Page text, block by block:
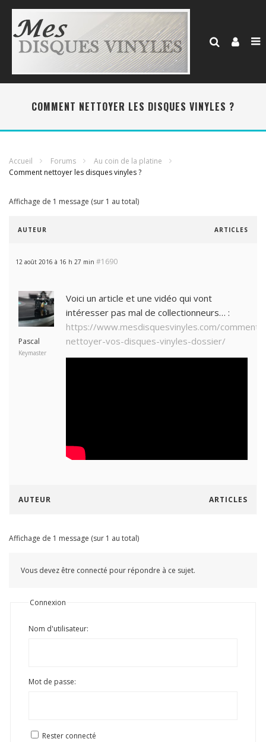
COMMENT NETTOYER LES DISQUES VINYLES ?
Accueil Forums
Au coin de la platine
Comment nettoyer les disques vinyles ?
Affichage de 1 message (sur 1 au total)
AUTEUR ARTICLES
12 août 2016 à 16 h 27 min #1690
Pascal
Keymaster
Voici un article et une vidéo qui vont
intéresser pas mal de collectionneurs… :
https://www.mesdisquesvinyles.com/comment-
nettoyer-vos-disques-vinyles-dossier/
AUTEUR ARTICLES
Affichage de 1 message (sur 1 au total)
Vous devez être connecté pour répondre à ce sujet.
Connexion
Nom d'utilisateur:
Mot de passe:
Rester connecté